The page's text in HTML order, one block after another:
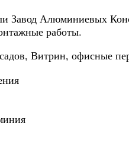
Завод Алюминиевых
работы.
Витрин, офисные